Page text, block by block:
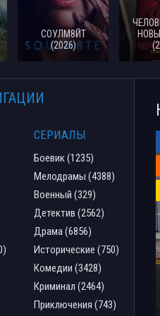
СОУЛМ8ЙТ
(2026)
СЕРИАЛЫ
Боевик (1235)
Мелодрамы (4388)
Военный (329)
Детектив (2562)
Драма (6856)
Исторические (750)
Комедии (3428)
Криминал (2464)
Приключения (743)